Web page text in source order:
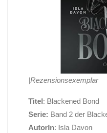
|Rezensionsexemplar
Titel: Blackened Bond
Serie: Band 2 der
AutorIn: Isla Davon